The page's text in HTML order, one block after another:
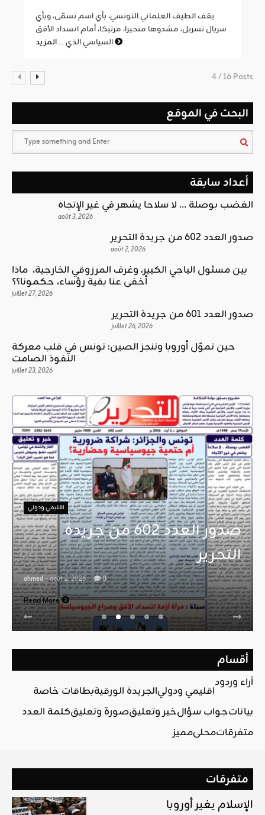
يقف الطيف العلماني التونسي، بأي اسم تسمّى، وبأي
سربال تسربل، مشدوها متحيرا، مرتبكا، أمام انسداد الأفق
السياسي الذي ...
4 / 16 Posts
البحث في الموقع
أعداد سابقة
الغضب بوصلة … لا سلاحا يشهر في غير الإتجاه
août 3, 2026
صدور العدد 602 من جريدة التحرير
août 2, 2026
بين مسئول الباجي الكبير، وغرف المرزوقي الخارجية، ماذا
أخفى عنا بقية رؤساء، حكمونا؟؟
juillet 27, 2026
صدور العدد 601 من جريدة التحرير
juillet 26, 2026
حين تموّل أوروبا وتنجز الصين: تونس في قلب معركة
النفوذ الصامت
juillet 23, 2026
اقليمي ودولي
صدور العدد 602 من جريدة
التحرير
ahmed - août 2, 2026 0
Read More
أقسام
آراء وردود
اقليمي ودوليالجريدة الورقيةبطاقات خاصة
بياناتجواب سؤالخبر وتعليقصورة وتعليقكلمة العدد
متفرقاتمحليمميز
متفرقات
الإسلام يغير أوروبا